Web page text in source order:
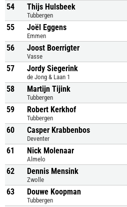
54 Thijs Hulsbeek
Tubbergen
55 Joël Eggens
Emmen
56 Joost Boerrigter
Vasse
57 Jordy Siegerink
de Jong & Laan 1
58 Martijn Tijink
Tubbergen
59 Robert Kerkhof
Tubbergen
60 Casper Krabbenbos
Deventer
61 Nick Molenaar
Almelo
62 Dennis Mensink
Zwolle
63 Douwe Koopman
Tubbergen